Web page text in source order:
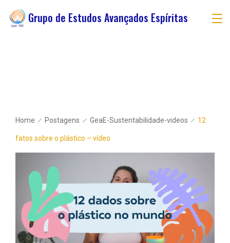
Grupo de Estudos Avançados Espíritas
Home Postagens GeaE-Sustentabilidade-videos 12
fatos sobre o plástico – vídeo